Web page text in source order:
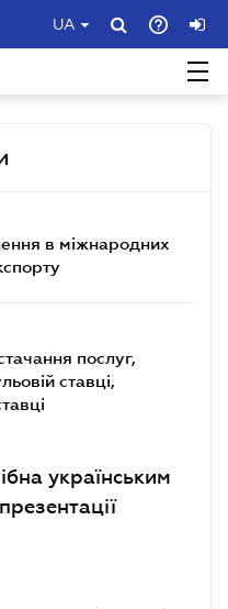
UA
в міжнародних
послуг,
ставці,
українським